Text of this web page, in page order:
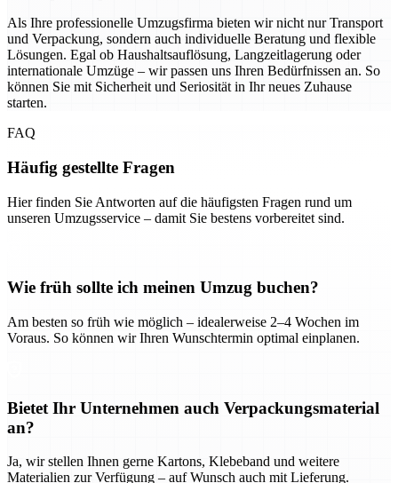
Als Ihre professionelle Umzugsfirma bieten wir nicht nur Transport
und Verpackung, sondern auch individuelle Beratung und flexible
Lösungen. Egal ob Haushaltsauflösung, Langzeitlagerung oder
internationale Umzüge – wir passen uns Ihren Bedürfnissen an. So
können Sie mit Sicherheit und Seriosität in Ihr neues Zuhause
starten.
FAQ
Häufig gestellte Fragen
Hier finden Sie Antworten auf die häufigsten Fragen rund um
unseren Umzugsservice – damit Sie bestens vorbereitet sind.
Wie früh sollte ich meinen Umzug buchen?
Am besten so früh wie möglich – idealerweise 2–4 Wochen im
Voraus. So können wir Ihren Wunschtermin optimal einplanen.
Bietet Ihr Unternehmen auch Verpackungsmaterial
an?
Ja, wir stellen Ihnen gerne Kartons, Klebeband und weitere
Materialien zur Verfügung – auf Wunsch auch mit Lieferung.